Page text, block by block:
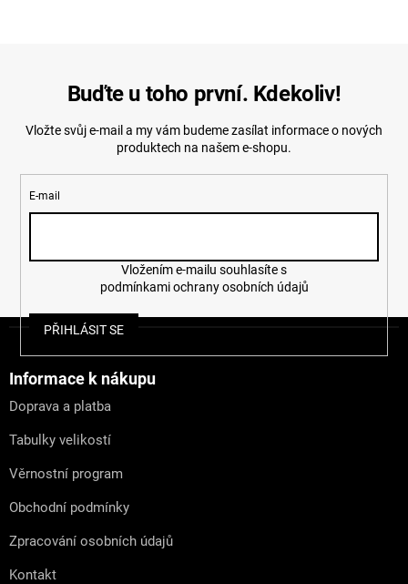
Buďte u toho první. Kdekoliv!
Vložte svůj e-mail a my vám budeme zasílat informace o nových
produktech na našem e-shopu.
E-mail
podmínkami ochrany osobních údajů
PŘIHLÁSIT SE
Informace k nákupu
Doprava a platba
Tabulky velikostí
Věrnostní program
Obchodní podmínky
Zpracování osobních údajů
Kontakt